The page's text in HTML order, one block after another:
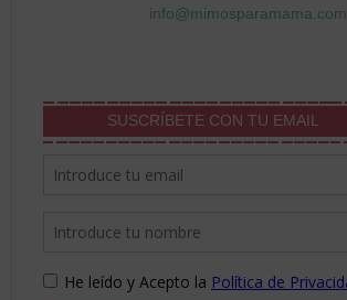
info@mimosparamama.com
SUSCRÍBETE CON TU EMAIL